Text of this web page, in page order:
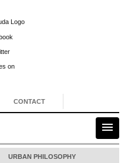
CONTACT
URBAN PHILOSOPHY